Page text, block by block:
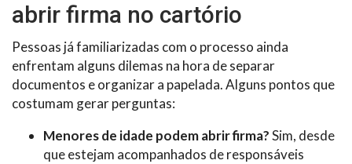
abrir firma no cartório
Pessoas já familiarizadas com o processo ainda
enfrentam alguns dilemas na hora de separar
documentos e organizar a papelada. Alguns pontos que
costumam gerar perguntas:
Menores de idade podem abrir firma?Sim, desde
que estejam acompanhados de responsáveis